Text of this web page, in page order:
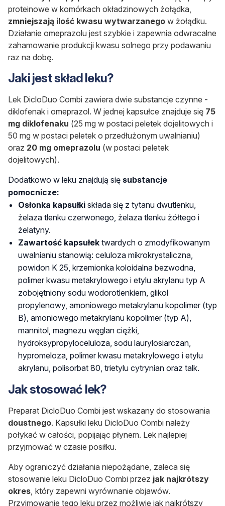
proteinowe w komórkach okładzinowych żołądka,
zmniejszają ilość kwasu wytwarzanego w żołądku.
Działanie omeprazolu jest szybkie i zapewnia odwracalne
zahamowanie produkcji kwasu solnego przy podawaniu
raz na dobę.
Jaki jest skład leku?
Lek DicloDuo Combi zawiera dwie substancje czynne -
diklofenak i omeprazol. W jednej kapsułce znajduje się 75
mg diklofenaku (25 mg w postaci peletek dojelitowych i
50 mg w postaci peletek o przedłużonym uwalnianiu)
oraz 20 mg omeprazolu (w postaci peletek
dojelitowych).
Dodatkowo w leku znajdują się substancje
pomocnicze:
Osłonka kapsułki składa się z tytanu dwutlenku,
żelaza tlenku czerwonego, żelaza tlenku żółtego i
żelatyny.
Zawartość kapsułek twardych o zmodyfikowanym
uwalnianiu stanowią: celuloza mikrokrystaliczna,
powidon K 25, krzemionka koloidalna bezwodna,
polimer kwasu metakrylowego i etylu akrylanu typ A
zobojętniony sodu wodorotlenkiem, glikol
propylenowy, amoniowego metakrylanu kopolimer (typ
B), amoniowego metakrylanu kopolimer (typ A),
mannitol, magnezu węglan ciężki,
hydroksypropyloceluloza, sodu laurylosiarczan,
hypromeloza, polimer kwasu metakrylowego i etylu
akrylanu, polisorbat 80, trietylu cytrynian oraz talk.
Jak stosować lek?
Preparat DicloDuo Combi jest wskazany do stosowania
doustnego. Kapsułki leku DicloDuo Combi należy
połykać w całości, popijając płynem. Lek najlepiej
przyjmować w czasie posiłku.
Aby ograniczyć działania niepożądane, zaleca się
stosowanie leku DicloDuo Combi przez jak najkrótszy
okres, który zapewni wyrównanie objawów.
Przyjmowanie tego leku przez możliwie jak najkrótszy